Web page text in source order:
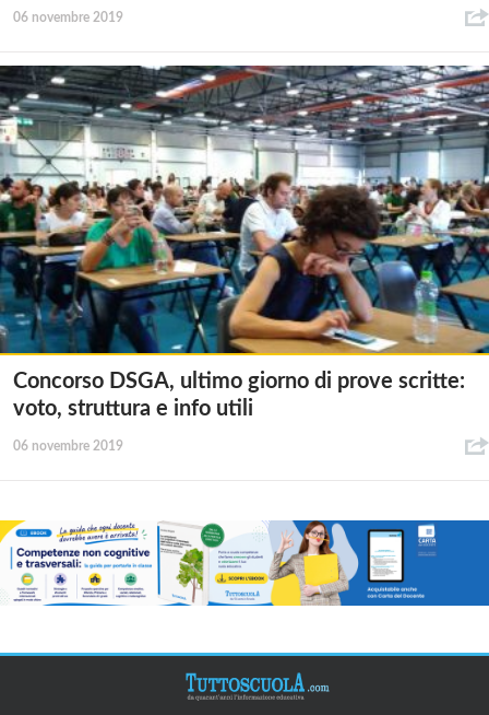
06 novembre 2019
Concorso DSGA, ultimo giorno di prove scritte:
voto, struttura e info utili
06 novembre 2019